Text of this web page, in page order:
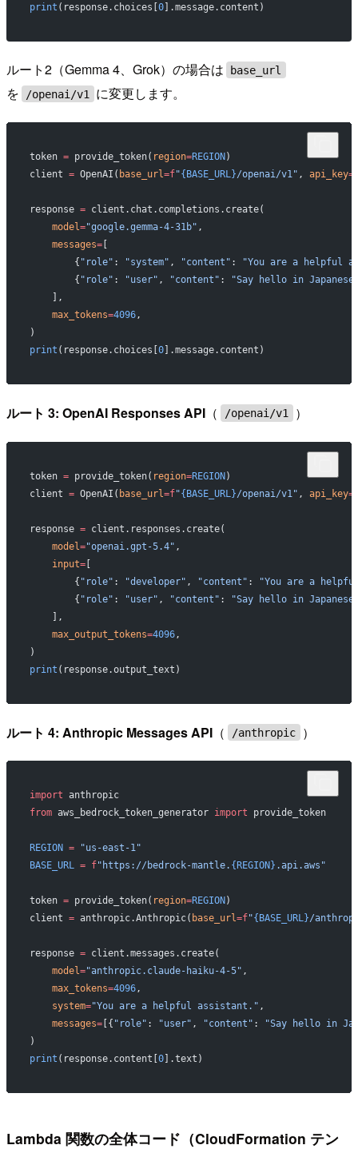
print (response.choices[0].message.content)
ルート2（Gemma 4、Grok）の場合は base_url
を /openai/v1 に変更します。
token = provide_token( region=REGION )
client = OpenAI( base_url=f"{BASE_URL}/openai/v1" , api_key=
response = client.chat.completions.create(
    model
="google.gemma-4-31b" ,
    messages
=[
        {
"role" : "system" , "content" :
"You are a helpful
        {
"role" : "user" , "content" :
"Say hello in
    ],
    max_tokens
=4096,
)
print (response.choices[ 0].message.content)
ルート 3: OpenAI Responses API （ /openai/v1 ）
token = provide_token( region=REGION)
client = OpenAI( base_url=f"{BASE_URL}/openai/v1" , api_key=
response = client.responses.create(
    model
="openai.gpt-5.4" ,
    input
=[
        {
"role" : "developer" , "content" :
"You are a
        {
"role" : "user" , "content" :
"Say hello in
    ],
    max_output_tokens
=4096,
)
print (response.output_text)
ルート 4: Anthropic Messages API （ /anthropic ）
import anthropic
from aws_bedrock_token_generator import provide_token
REGION = "us-east-1"
BASE_URL = f"https://bedrock-mantle. {REGION} .api.aws"
token = provide_token( region=REGION )
client = anthropic.Anthropic( base_url=f"{BASE_URL}/
response = client.messages.create(
    model
="anthropic.claude-haiku-4-5" ,
    max_tokens
=4096,
    system
="You are a helpful assistant." ,
    messages
=[{ "role" : "user" , "content" :
"Say hello in
)
print (response.content[ 0].text)
Lambda 関数の全体コード（CloudFormation テン